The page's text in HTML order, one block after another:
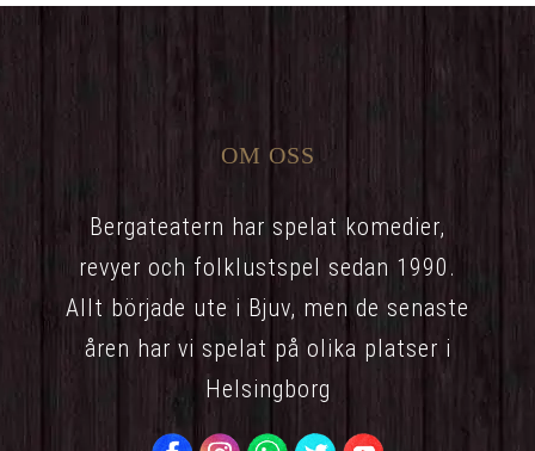
OM OSS
Bergateatern har spelat komedier,
revyer och folklustspel sedan 1990.
Allt började ute i Bjuv, men de senaste
åren har vi spelat på olika platser i
Helsingborg